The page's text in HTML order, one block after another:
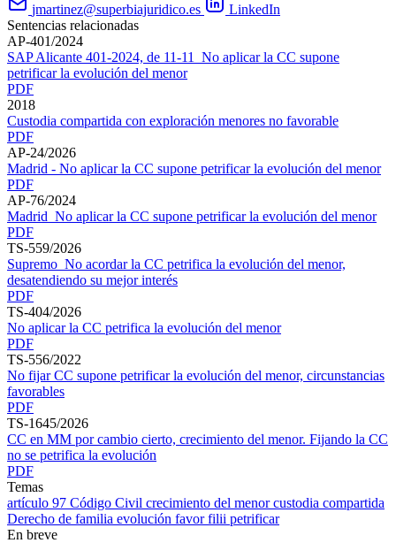
jmartinez@superbiajuridico.es
LinkedIn
Sentencias relacionadas
AP-401/2024
SAP Alicante 401-2024, de 11-11_No aplicar la CC supone
petrificar la evolución del menor
PDF
2018
Custodia compartida con exploración menores no favorable
PDF
AP-24/2026
Madrid - No aplicar la CC supone petrificar la evolución del menor
PDF
AP-76/2024
Madrid_No aplicar la CC supone petrificar la evolución del menor
PDF
TS-559/2026
Supremo_No acordar la CC petrifica la evolución del menor,
desatendiendo su mejor interés
PDF
TS-404/2026
No aplicar la CC petrifica la evolución del menor
PDF
TS-556/2022
No fijar CC supone petrificar la evolución del menor, circunstancias
favorables
PDF
TS-1645/2026
CC en MM por cambio cierto, crecimiento del menor. Fijando la CC
no se petrifica la evolución
PDF
Temas
artículo 97 Código Civil crecimiento del menorcustodia compartida
Derecho de familia evolución favor filii petrificar
En breve